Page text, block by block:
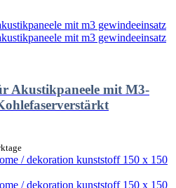
Akustikpaneele mit M3-